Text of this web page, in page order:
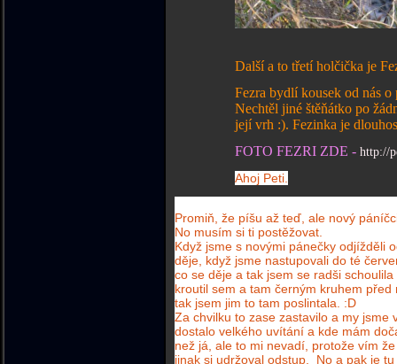
Další a to třetí holčička je
Fezra bydlí kousek od nás o pár
Nechtěl jiné štěňátko po žádné
její vrh :). Fezinka je
FOTO FEZRI ZDE - http://
Ahoj Peti.
Promiň, že píšu až teď, ale nový
No musím si ti postěžovat.
Když jsme s novými pánečky odjížděli
děje, když jsme nastupovali do té
co se děje a tak jsem se radši
kroutil sem a tam černým kruhem
tak jsem jim to tam poslintala. :D
Za chvilku to zase zastavilo a my jsme
dostalo velkého uvítání a kde mám
než já, ale to mi nevadí, protože vím
jinak si udržoval odstup. No a pak je